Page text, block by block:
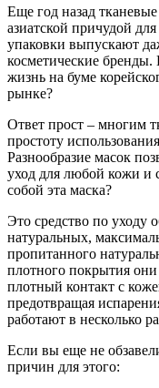
Еще год назад
азиатской причудой
упаковки выпускают
косметические
жизнь на буме
рынке?
Ответ прост – многим
простоту
Разнообразие масок
уход для любой кожи и
собой эта маска?
Это средство по уходу
натуральных,
пропитанного
плотного покрытия
плотный контакт с
предотвращая
работают в несколько
Если вы еще не
причин для этого: